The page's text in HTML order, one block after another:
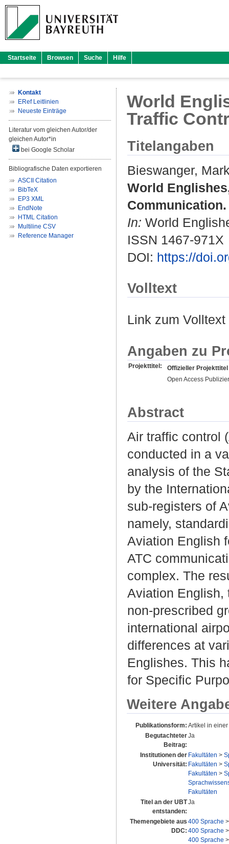
Startseite Browsen Suche Hilfe
Kontakt
ERef Leitlinien
Neueste Einträge
Literatur vom gleichen Autor/der
gleichen Autor*in
bei Google Scholar
Bibliografische Daten exportieren
ASCII Citation
BibTeX
EP3 XML
EndNote
HTML Citation
Multiline CSV
Reference Manager
World
Traffic
Titelangaben
Bieswanger,
World
Communication.
In: World
ISSN 1467-971X
DOI: https://
Volltext
Link zum
Angaben zu
Projekttitel:
Offizieller Projekttitel
Open Access
Abstract
Air traffic control
conducted in a
analysis of the
by the
sub-registers of
namely,
Aviation English
ATC
complex. The
Aviation English,
non-prescribed
international
differences at
Englishes. This
for Specific
Weitere
Publikationsform: Artikel in
Begutachteter
Beitrag:
Ja
Institutionen der
Universität:
Fakultäten >
Fakultäten >
Fakultäten >
Fakultäten
Titel an der UBT
entstanden:
Ja
Themengebiete aus
DDC:
400 Sprache
400 Sprache
400 Sprache